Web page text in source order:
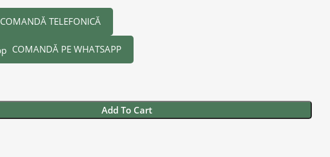
COMANDĂ TELEFONICĂ
COMANDĂ PE WHATSAPP
Add To Cart